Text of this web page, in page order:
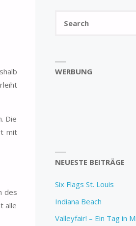
Die
mit
des
alle
WERBUNG
NEUESTE BEITRÄGE
Six Flags St. Louis
Indiana Beach
Valleyfair! – Ein Tag in